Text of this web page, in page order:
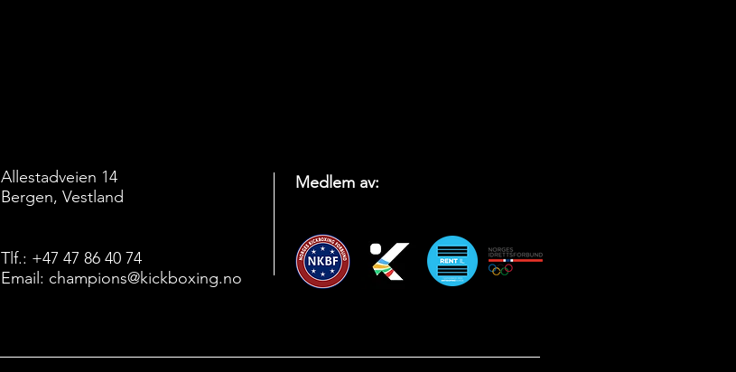
Allestadveien 14
Bergen, Vestland
Tlf.: +47 47 86 40 74
Email: champions@kickboxing.no
Medlem av: